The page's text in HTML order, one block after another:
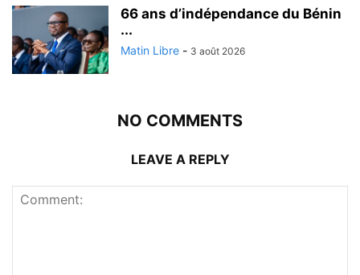
66 ans d’indépendance du Bénin
...
Matin Libre - 3 août 2026
NO COMMENTS
LEAVE A REPLY